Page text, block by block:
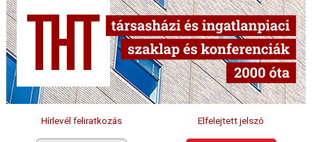
Hírlevél feliratkozás Elfelejtett jelszó